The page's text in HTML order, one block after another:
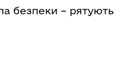
безпеки – рятують